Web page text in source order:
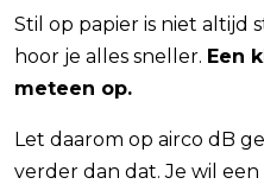
Stil op papier is niet altijd
hoor je alles sneller. Een
meteen op.
Let daarom op airco dB
verder dan dat. Je wil